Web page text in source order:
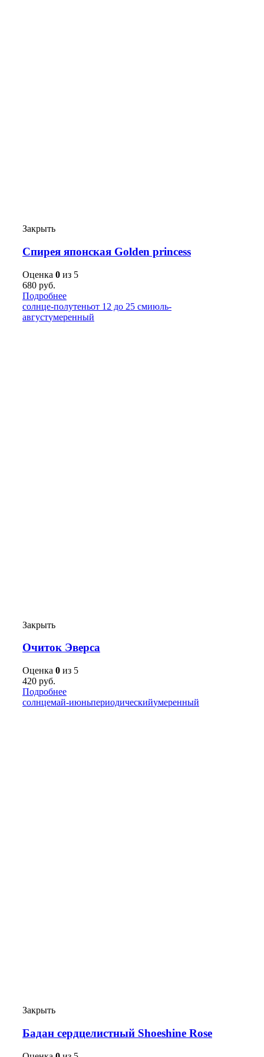
Закрыть
Спирея японская Golden princess
Оценка 0 из 5
680 руб.
Подробнее
солнце-полутеньот 12 до 25 смиюль-
августумеренный
Закрыть
Очиток Эверса
Оценка 0 из 5
420 руб.
Подробнее
солнцемай-июньпериодическийумеренный
Закрыть
Бадан сердцелистный Shoeshine Rose